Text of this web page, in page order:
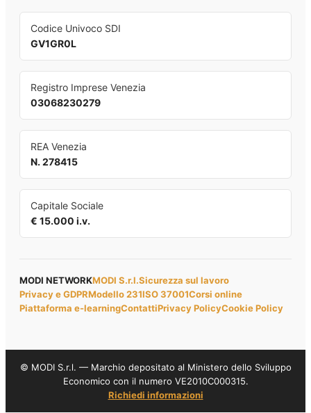
Codice Univoco SDI
GV1GR0L
Registro Imprese Venezia
03068230279
REA Venezia
N. 278415
Capitale Sociale
€ 15.000 i.v.
MODI NETWORKMODI S.r.l.Sicurezza sul lavoro
Privacy e GDPRModello 231ISO 37001Corsi online
Piattaforma e-learningContattiPrivacy PolicyCookie Policy
© MODI S.r.l. — Marchio depositato al Ministero dello Sviluppo
Economico con il numero VE2010C000315.
Richiedi informazioni